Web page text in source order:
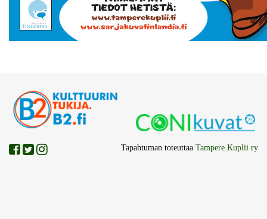
Tapahtuman toteuttaa Tampere Kuplii ry